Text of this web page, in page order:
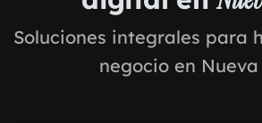
Soluciones integrales para
negocio en Nueva